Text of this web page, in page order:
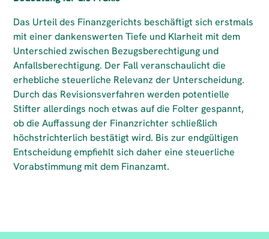
Das Urteil des Finanzgerichts beschäftigt sich erstmals
mit einer dankenswerten Tiefe und Klarheit mit dem
Unterschied zwischen Bezugsberechtigung und
Anfallsberechtigung. Der Fall veranschaulicht die
erhebliche steuerliche Relevanz der Unterscheidung.
Durch das Revisionsverfahren werden potentielle
Stifter allerdings noch etwas auf die Folter gespannt,
ob die Auffassung der Finanzrichter schließlich
höchstrichterlich bestätigt wird. Bis zur endgültigen
Entscheidung empfiehlt sich daher eine steuerliche
Vorabstimmung mit dem Finanzamt.